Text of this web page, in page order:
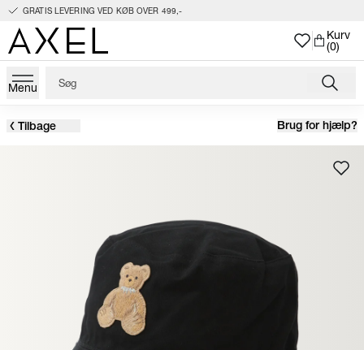
GRATIS LEVERING VED KØB OVER 499,-
Kurv
(0)
Menu
Tilbage Brug for hjælp?